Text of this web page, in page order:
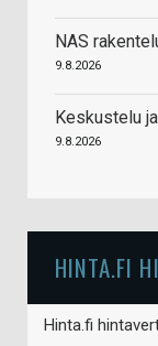
NAS
9.8.2026
Keskustelu
9.8.2026
HINTA.FI
Hinta.fi